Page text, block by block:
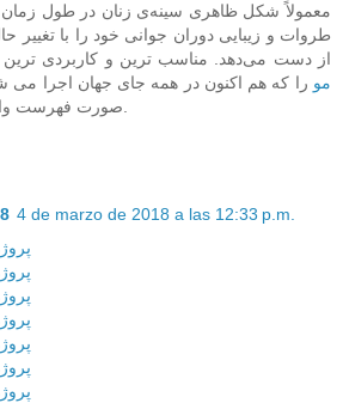
معمولاً شکل ظاهری سینه‌ی زنان در طول زمان
طروات و زیبایی دوران جوانی خود را با تغییر
از دست می‌دهد. مناسب ترین و کاربردی
مو را که هم اکنون در همه جای جهان اجرا می
صورت فهرست وار اینگونه بیان کرد.
4 de marzo de 2018 a las 12:33 p.m.